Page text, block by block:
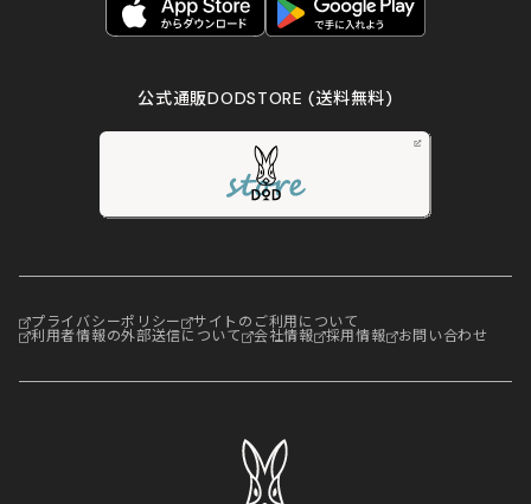
公式通販DODSTORE(送料無料)
プライバシーポリシー サイトのご利用について
利用者情報の外部送信について 会社情報 採用情報 お問い合わせ